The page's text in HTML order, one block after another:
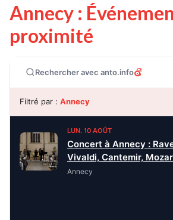
Annecy :
proximité
Rechercher avec anto.info
Filtré par : Annecy
LUN. 10 AOÛT
Concert à Annecy :
Vivaldi, Cantemir,
Piazzolla, Waxman
Annecy